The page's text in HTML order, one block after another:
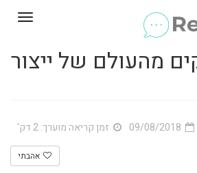
מהעולם של ייצור
זמן קריאה מוערך: 2 דק'
אהבתי